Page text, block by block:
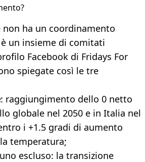
ha un coordinamento
un insieme di comitati
Facebook di Fridays For
spiegate così le tre
: raggiungimento dello 0 netto
globale nel 2050 e in Italia nel
i +1.5 gradi di aumento
temperatura;
escluso: la transizione